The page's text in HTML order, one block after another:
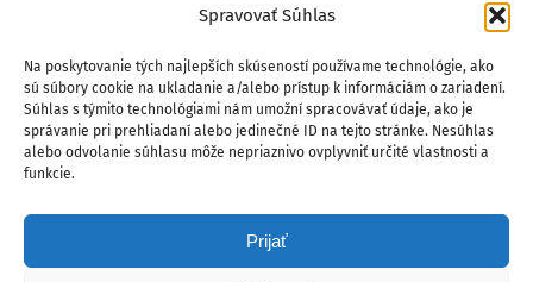
Spravovať Súhlas
Na poskytovanie tých najlepších skúseností používame technológie, ako
sú súbory cookie na ukladanie a/alebo prístup k informáciám o zariadení.
Súhlas s týmito technológiami nám umožní spracovávať údaje, ako je
správanie pri prehliadaní alebo jedinečné ID na tejto stránke. Nesúhlas
alebo odvolanie súhlasu môže nepriaznivo ovplyvniť určité vlastnosti a
funkcie.
Prijať